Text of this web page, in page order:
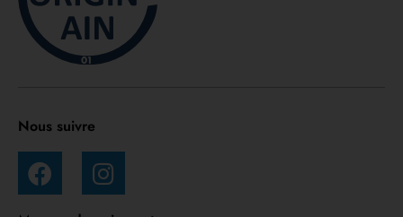
Nous suivre